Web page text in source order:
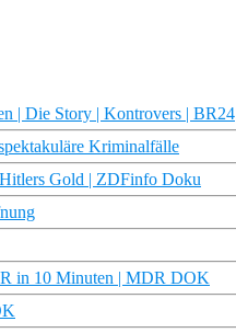
| Die Story | Kontrovers | BR24
Kriminalfälle
Gold | ZDFinfo Doku
in 10 Minuten | MDR DOK